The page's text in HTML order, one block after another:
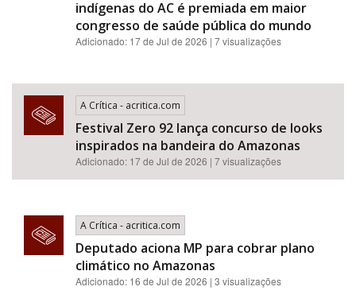
indígenas do AC é premiada em maior
congresso de saúde pública do mundo
Adicionado: 17 de Jul de 2026 | 7 visualizações
A Crítica - acritica.com
Festival Zero 92 lança concurso de looks
inspirados na bandeira do Amazonas
Adicionado: 17 de Jul de 2026 | 7 visualizações
A Crítica - acritica.com
Deputado aciona MP para cobrar plano
climático no Amazonas
Adicionado: 16 de Jul de 2026 | 3 visualizações